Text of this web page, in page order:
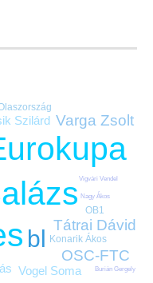
bl
OSC-FTC
Tátrai Dávid
Varga Zsolt
Szilárd
Vogel Soma
Konarik Ákos
OB1
Burián Gergely
Nagy Ákos
Vigvári Vendel